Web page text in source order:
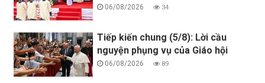
06/08/2026 34
Tiếp kiến chung (5/8): Lời cầu
nguyện phụng vụ của Giáo hội
06/08/2026 89